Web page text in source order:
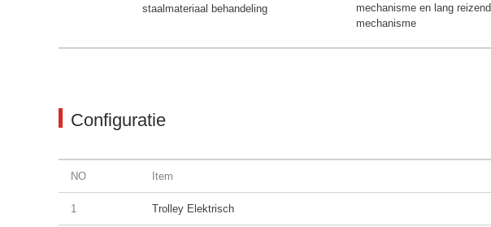
staalmateriaal behandeling
mechanisme en lang reizend
mechanisme
Configuratie
NO Item
1 Trolley Elektrisch